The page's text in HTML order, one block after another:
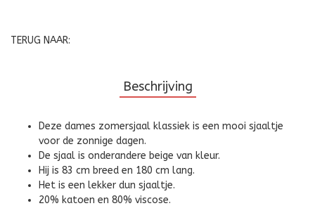
TERUG NAAR:
Beschrijving
Deze dames zomersjaal klassiek is een mooi sjaaltje
voor de zonnige dagen.
De sjaal is onderandere beige van kleur.
Hij is 83 cm breed en 180 cm lang.
Het is een lekker dun sjaaltje.
20% katoen en 80% viscose.